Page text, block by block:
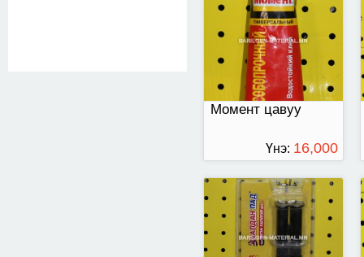
Момент цавуу
Үнэ: 16,000
ТӨГРӨГ
25 мл-ээр савласан
1 кг-аар савласан